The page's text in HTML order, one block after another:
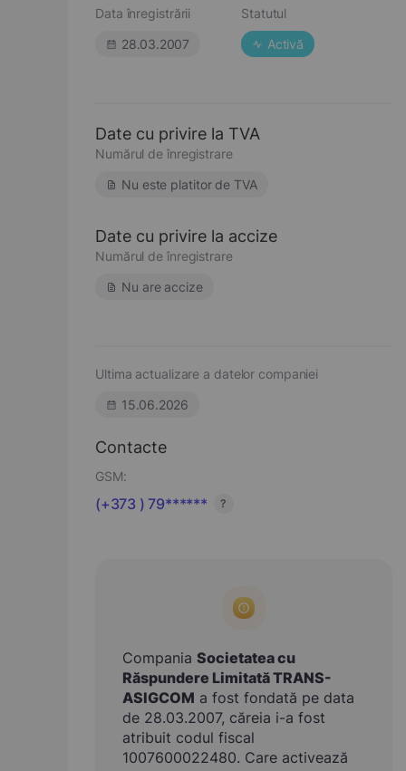
Data înregistrării
28.03.2007
Statutul
Activă
Date cu privire la TVA
Numărul de înregistrare
Nu este platitor de TVA
Date cu privire la accize
Numărul de înregistrare
Nu are accize
Ultima actualizare a datelor companiei
15.06.2026
Contacte
GSM:
(+373 ) 79****** ?
Compania Societatea cu
Răspundere Limitată TRANS-
ASIGCOM a fost fondată pe data
de 28.03.2007, căreia i-a fost
atribuit codul fiscal
1007600022480. Care activează